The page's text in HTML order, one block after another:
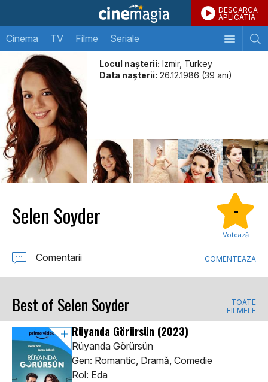
DESCARCA
APLICATIA
Cinema TV Filme Seriale
Locul naşterii: Izmir, Turkey
Data naşterii: 26.12.1986 (39 ani)
Selen Soyder -
Votează
Comentarii COMENTEAZA
Best of Selen Soyder
TOATE
FILMELE
Rüyanda Görürsün (2023)
Rüyanda Görürsün
Gen: Romantic, Dramă, Comedie
Rol: Eda